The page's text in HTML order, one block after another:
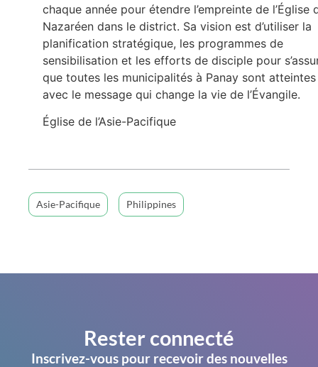
chaque année pour étendre l’empreinte de l’Église
Nazaréen dans le district. Sa vision est d’utiliser la
planification stratégique, les programmes de
sensibilisation et les efforts de disciple pour
que toutes les municipalités à Panay sont atteintes
avec le message qui change la vie de l’Évangile.
Église de l’Asie-Pacifique
Asie-Pacifique Philippines
Rester connecté
Inscrivez-vous pour recevoir des nouvelles